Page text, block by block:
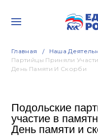
Главная Наша
Партийцы Приняли
День Памяти И Скорби
Подольские
участие в
День памяти и